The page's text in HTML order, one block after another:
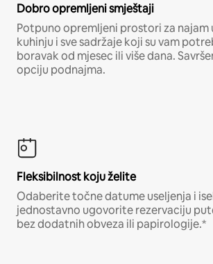
Dobro opremljeni smještaji
Potpuno opremljeni prostori za najam
kuhinju i sve sadržaje koji su vam
boravak od mjesec ili više dana.
opciju podnajma.
Fleksibilnost koju želite
Odaberite točne datume useljenja i
jednostavno ugovorite rezervaciju
bez dodatnih obveza ili papirologije.*